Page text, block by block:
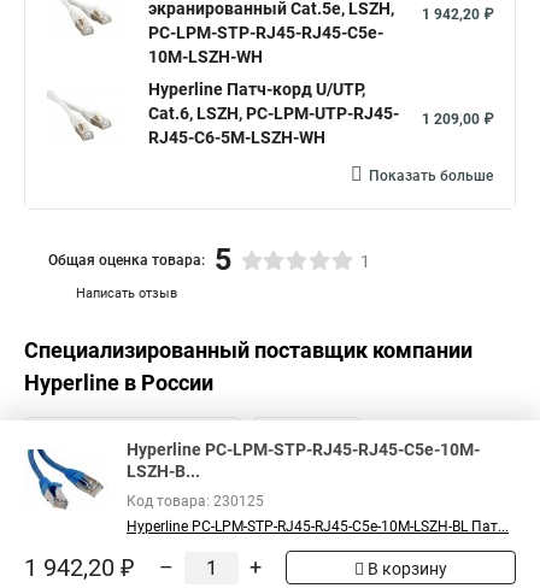
экранированный Cat.5e, LSZH,
PC-LPM-STP-RJ45-RJ45-C5e-
10M-LSZH-WH
1 942,20 ₽
Hyperline Патч-корд U/UTP,
Cat.6, LSZH, PC-LPM-UTP-RJ45-
RJ45-C6-5M-LSZH-WH
1 209,00 ₽
Показать больше
Написать отзыв
Общая оценка товара: 5 1
Специализированный поставщик компании
Hyperline в России
Hyperline PC-LPM-STP-RJ45-RJ45-C5e-10M-
LSZH-B...
Код товара: 230125
Hyperline PC-LPM-STP-RJ45-RJ45-C5e-10M-LSZH-BL Пат...
1 942,20 ₽ – + В корзину